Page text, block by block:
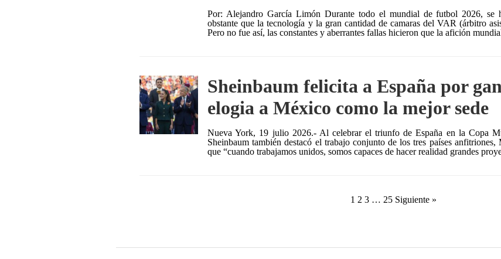
Por: Alejandro García Limón Durante todo el mundial de futbol 2026, se
obstante que la tecnología y la gran cantidad de camaras del VAR (árbitro
Pero no fue así, las constantes y aberrantes fallas hicieron que la afición
Sheinbaum felicita a España por
elogia a México como la mejor sede
Nueva York, 19 julio 2026.- Al celebrar el triunfo de España en la Copa
Sheinbaum también destacó el trabajo conjunto de los tres países
que “cuando trabajamos unidos, somos capaces de hacer realidad grandes
entradas
1 2 3 … 25 Siguiente »